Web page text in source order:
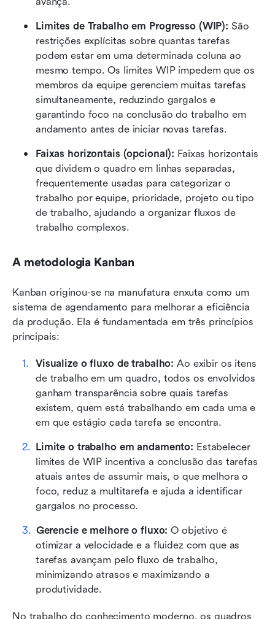
Limites de Trabalho em Progresso (WIP): São
restrições explícitas sobre quantas tarefas
podem estar em uma determinada coluna ao
mesmo tempo. Os limites WIP impedem que os
membros da equipe gerenciem muitas tarefas
simultaneamente, reduzindo gargalos e
garantindo foco na conclusão do trabalho em
andamento antes de iniciar novas tarefas.
Faixas horizontais (opcional): Faixas horizontais
que dividem o quadro em linhas separadas,
frequentemente usadas para categorizar o
trabalho por equipe, prioridade, projeto ou tipo
de trabalho, ajudando a organizar fluxos de
trabalho complexos.
A metodologia Kanban
Kanban originou-se na manufatura enxuta como um
sistema de agendamento para melhorar a eficiência
da produção. Ela é fundamentada em três princípios
principais:
Visualize o fluxo de trabalho: Ao exibir os itens
de trabalho em um quadro, todos os envolvidos
ganham transparência sobre quais tarefas
existem, quem está trabalhando em cada uma e
em que estágio cada tarefa se encontra.
Limite o trabalho em andamento: Estabelecer
limites de WIP incentiva a conclusão das tarefas
atuais antes de assumir mais, o que melhora o
foco, reduz a multitarefa e ajuda a identificar
gargalos no processo.
Gerencie e melhore o fluxo: O objetivo é
otimizar a velocidade e a fluidez com que as
tarefas avançam pelo fluxo de trabalho,
minimizando atrasos e maximizando a
produtividade.
No trabalho do conhecimento moderno, os quadros